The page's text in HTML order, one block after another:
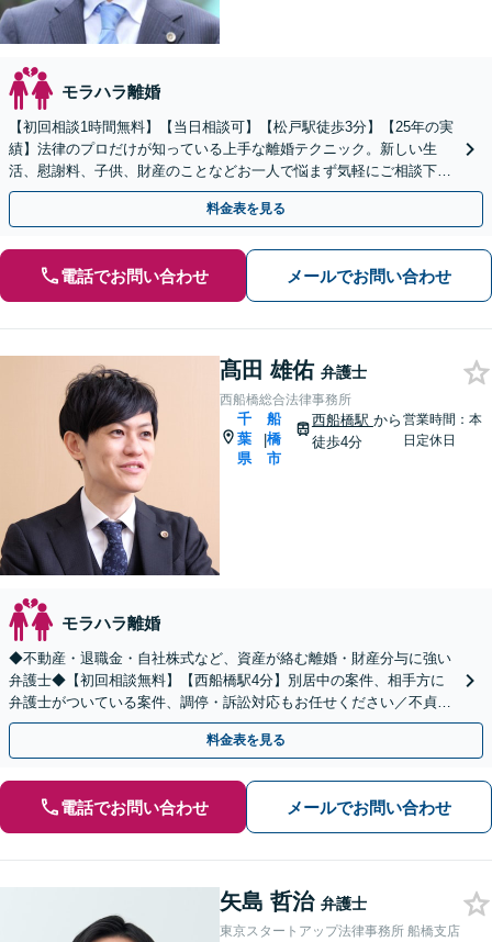
モラハラ離婚
【初回相談1時間無料】【当日相談可】【松戸駅徒歩3分】【25年の実
績】法律のプロだけが知っている上手な離婚テクニック。新しい生
活、慰謝料、子供、財産のことなどお一人で悩まず気軽にご相談下さ
い。女性側／男性側／熟年離婚など弁護経験豊富です。
料金表を見る
電話でお問い合わせ メールでお問い合わせ
髙田 雄佑 弁護士
西船橋総合法律事務所
千
葉
県
|
船
橋
市
西船橋駅 から
徒歩4分
営業時間：本
日定休日
モラハラ離婚
◆不動産・退職金・自社株式など、資産が絡む離婚・財産分与に強い
弁護士◆【初回相談無料】【西船橋駅4分】別居中の案件、相手方に
弁護士がついている案件、調停・訴訟対応もお任せください／不貞慰
謝料の被請求側＜着手金無料＞【夜間・土日相談◎】
料金表を見る
電話でお問い合わせ メールでお問い合わせ
矢島 哲治 弁護士
東京スタートアップ法律事務所 船橋支店